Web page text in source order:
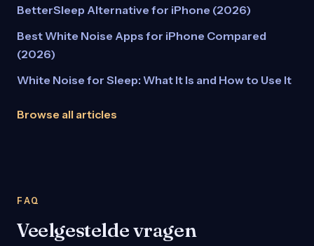
BetterSleep Alternative for iPhone (2026)
Best White Noise Apps for iPhone Compared
(2026)
White Noise for Sleep: What It Is and How to Use It
Browse all articles
FAQ
Veelgestelde vragen